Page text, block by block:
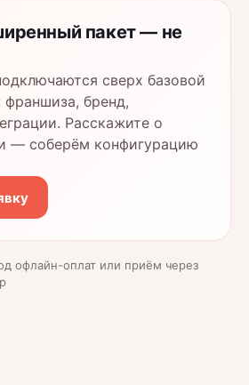
пакет — не
сверх базовой
бренд,
Расскажите о
— соберём конфигурацию
офлайн-оплат или приём через